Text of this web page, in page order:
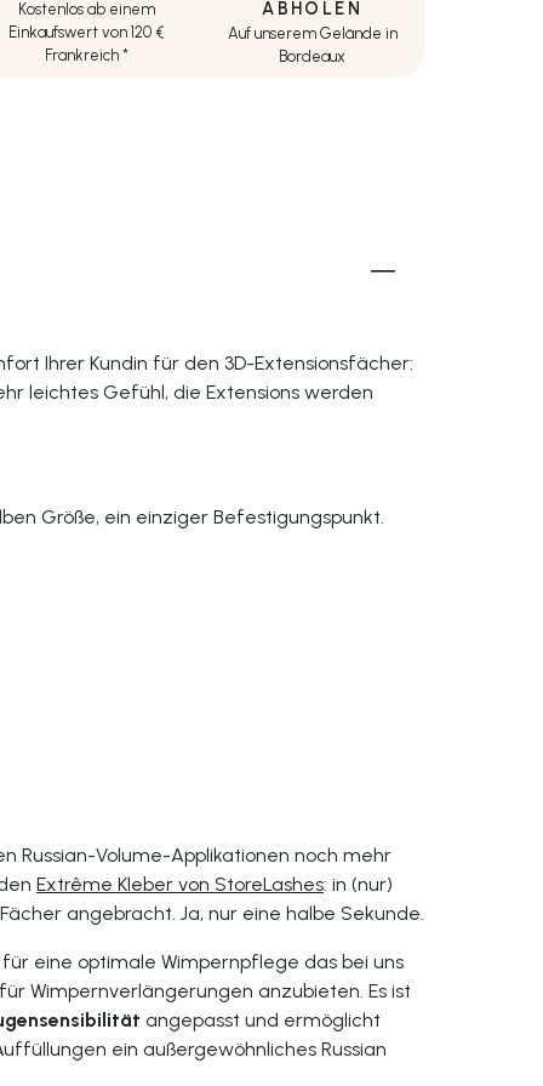
Kostenlos ab einem
Einkaufswert von 120 €
Frankreich *
ABHOLEN
Auf unserem Gelände in
Bordeaux
Ihrer Kundin für den 3D-Extensionsfächer:
leichtes Gefühl, die Extensions werden
Größe, ein einziger Befestigungspunkt.
Russian-Volume-Applikationen noch mehr
Extrême Kleber von StoreLashes: in (nur)
angebracht. Ja, nur eine halbe Sekunde.
eine optimale Wimpernpflege das bei uns
Wimpernverlängerungen anzubieten. Es ist
angepasst und ermöglicht
ein außergewöhnliches Russian